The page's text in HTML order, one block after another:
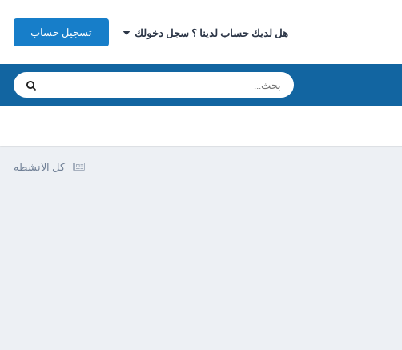
هل لديك حساب لدينا ؟ سجل دخولك تسجيل حساب
كل الانشطه